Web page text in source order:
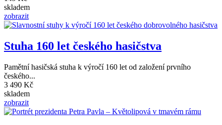
skladem
zobrazit
Stuha 160 let českého hasičstva
Pamětní hasičská stuha k výročí 160 let od založení prvního
českého...
3 490 Kč
skladem
zobrazit